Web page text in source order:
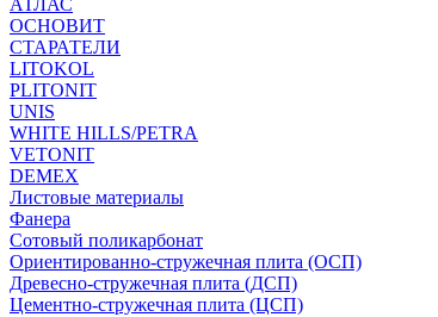
АТЛАС
ОСНОВИТ
СТАРАТЕЛИ
LITOKOL
PLITONIT
UNIS
WHITE HILLS/PETRA
VETONIT
DEMEX
Листовые материалы
Фанера
Сотовый поликарбонат
Ориентированно-стружечная плита (ОСП)
Древесно-стружечная плита (ДСП)
Цементно-стружечная плита (ЦСП)